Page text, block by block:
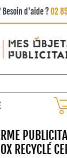
Besoin d'aide ?02
RECYCLÉ